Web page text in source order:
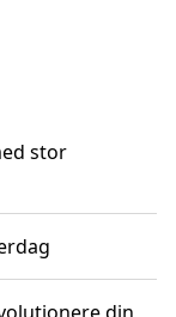
stor